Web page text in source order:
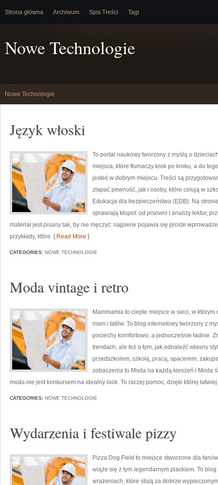
Strona główna Archiwum Spis Treści Tagi
Nowe Technologie
Nowe Technologie
Język włoski
To portal naukowy tworzony z myślą o
miejsca, które tłumaczy krok po kroku, a do
jesteś w dobrym miejscu. Treści są
złapać pewność, jak i osoby, które celują w
Edukacja dla bezpieczeństwa (EDB). Na
sprawiają kłopot: od pisowni i analizy lektur,
materiał jest pisany tak, by nie męczyć: najpierw pojawia się proste
przykłady, które [ Read More ]
CATEGORIES: NOWE TECHNOLOGIE
Moda vintage i retro
Mammamia to ciepłe miejsce w sieci, w
mam i tatów. To blog internetowy tworzony z
pociechy komfortowo, a jednocześnie ładnie.
trendach, ale też o tym, jak odnaleźć własny
przedszkolem, szkołą, pracą, spacerem,
zobaczenia to Moda na każdą kieszeń i Moda
moda nie jest konkursem na idealny look. To raczej pomoc, dzięki której
CATEGORIES: NOWE TECHNOLOGIE
Wydarzenia i festiwale pizzy
Pizza Dog Field to miejsce stworzone dla
wiąże się z tym legendarnym plackiem. To
wrażeniach, które stoją za dobrze